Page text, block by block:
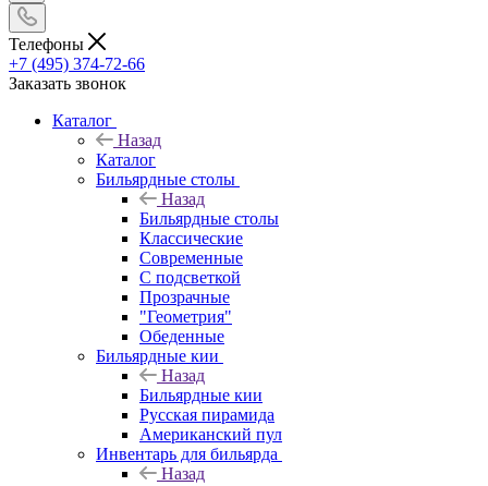
Телефоны
+7 (495) 374-72-66
Заказать звонок
Каталог
Назад
Каталог
Бильярдные столы
Назад
Бильярдные столы
Классические
Современные
С подсветкой
Прозрачные
"Геометрия"
Обеденные
Бильярдные кии
Назад
Бильярдные кии
Русская пирамида
Американский пул
Инвентарь для бильярда
Назад